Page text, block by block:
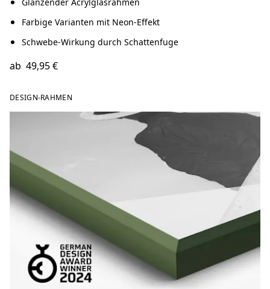
Glänzender Acrylglasrahmen
Farbige Varianten mit Neon-Effekt
Schwebe-Wirkung durch Schattenfuge
ab 49,95 €
DESIGN-RAHMEN